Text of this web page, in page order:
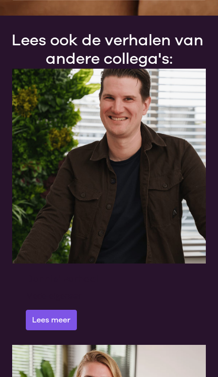
Lees ook de verhalen van
andere collega's:
Lees meer